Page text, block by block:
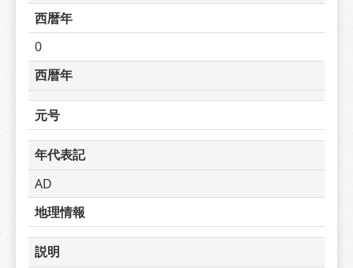
西暦年
0
西暦年
元号
年代表記
AD
地理情報
説明